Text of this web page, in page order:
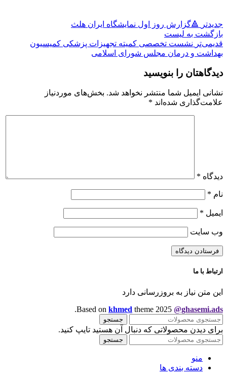
جدیدتر
🔺گزارش روز اول نمایشگاه ایران هلث
بازگشت به لیست
قدیمی‌تر نشست تخصصی کمیته تجهیزات پزشکی کمیسیون
بهداشت و درمان مجلس شورای اسلامی
دیدگاهتان را بنویسید
نشانی ایمیل شما منتشر نخواهد شد. بخش‌های موردنیاز
علامت‌گذاری شده‌اند *
دیدگاه *
نام *
ایمیل *
وب‌ سایت
ارتباط با ما
این متن نیاز به بروزرسانی دارد
Based on khmed theme 2025 @ghasemi.ads
.
جستجو
برای دیدن محصولاتی که دنبال آن هستید تایپ کنید.
جستجو
منو
دسته بندی ها